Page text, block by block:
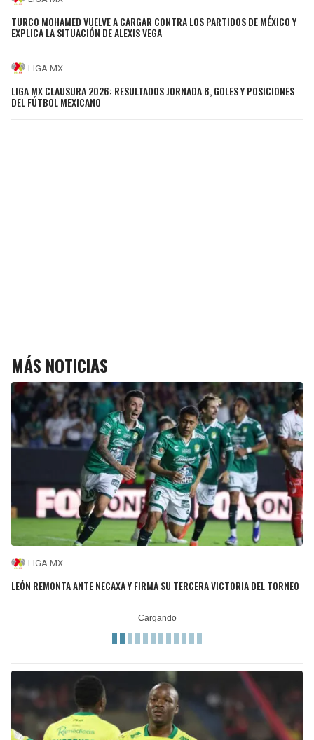
TURCO MOHAMED VUELVE A CARGAR CONTRA LOS PARTIDOS DE MÉXICO Y
EXPLICA LA SITUACIÓN DE ALEXIS VEGA
LIGA MX
LIGA MX CLAUSURA 2026: RESULTADOS JORNADA 8, GOLES Y POSICIONES
DEL FÚTBOL MEXICANO
MÁS NOTICIAS
LIGA MX
LEÓN REMONTA ANTE NECAXA Y FIRMA SU TERCERA VICTORIA DEL TORNEO